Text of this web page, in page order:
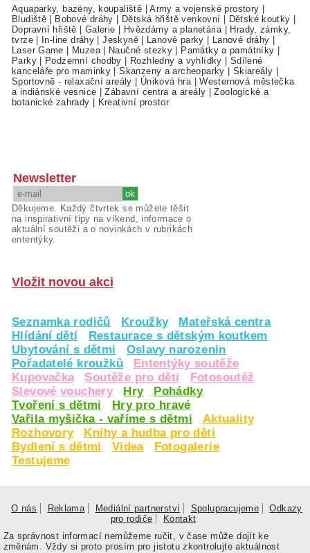
Aquaparky, bazény, koupaliště |Army a vojenské prostory
Bludiště
Bobové dráhy Dětská hřiště venkovní Dětské koutky
Dopravní hřiště
Galerie Hvězdárny a planetária|
Hrady, zámky,
tvrze| In-line dráhy |Jeskyně| Lanové parky Lanové dráhy
Laser Game
Muzea| Naučné stezky Památky a památníky
Parky| Podzemní chodby Rozhledny a vyhlídky
Sdílené
kanceláře pro maminky |Skanzeny a archeoparky Skiareály
Sportovně - relaxační areály
Úniková hra|Westernová městečka
a indiánské vesnice |Zábavní centra a areály |Zoologické a
botanické zahrady
Kreativní prostor
Newsletter
Děkujeme. Každý čtvrtek se můžete těšit
na inspirativní tipy na víkend, informace o
aktuální soutěži a o novinkách v rubrikách
ententýky.
Vložit novou akci
Seznamka rodičů Kroužky
Mateřská centra
Hlídání dětí
Restaurace s dětským koutkem
Ubytování s dětmi
Oslavy narozenin
Pořadatelé kroužků
Ententýky soutěže
Kupovačka
Soutěže pro děti
Fotosoutěž
Slevové vouchery
Hry
Pohádky
Tvoření s dětmi
Hry pro hravé
Vařila myšička - vaříme s dětmi
Aktuality
Rozhovory
Knihy a hudba pro děti
Bydlení s dětmi
Videa
Fotogalerie
Testujeme
O nás Reklama Mediální partnerství Spolupracujeme
Odkazy
pro rodiče
Kontakt
Za správnost informací nemůžeme ručit, v čase může dojít ke
změnám. Vždy si proto prosím pro jistotu zkontrolujte aktuálnost